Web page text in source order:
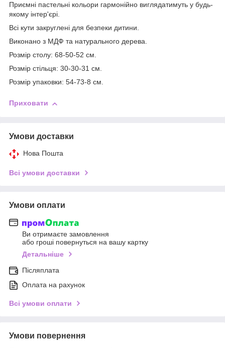
Приємні пастельні кольори гармонійно виглядатимуть у будь-
якому інтер'єрі.
Всі кути закруглені для безпеки дитини.
Виконано з МДФ та натурального дерева.
Розмір столу: 68-50-52 см.
Розмір стільця: 30-30-31 см.
Розмір упаковки: 54-73-8 см.
Приховати
Умови доставки
Нова Пошта
Всі умови доставки
Умови оплати
Ви отримаєте замовлення
або гроші повернуться на вашу картку
Детальніше
Післяплата
Оплата на рахунок
Всі умови оплати
Умови повернення